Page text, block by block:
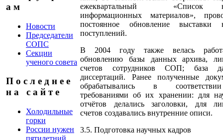
а м
Новости
Председатели
СОПС
Секции
ученого совета
П о с л е д н е е
н а с а й т е
Холодильные
горки
России нужен
ежеквартальный «Список
информационных материалов»,
постоянное обновление выставки
поступлений.
В 2004 году также велась
обновлению базы данных архива,
счетов сотрудников СОП; база
диссертаций. Ранее полученные
обрабатывались в
требованиями об их хранении: для
отчётов делались заголовки, для
счетов создавались внутренние описи.
3.5. Подготовка научных кадров